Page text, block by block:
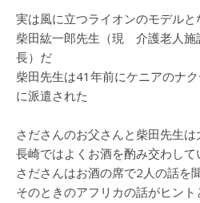
実は風に立つライオンのモデルと
柴田紘一郎先生（現 介護老人
長）だ
柴田先生は41年前にケニアのナ
に派遣された
さださんのお父さんと柴田先生は
長崎ではよくお酒を酌み交わして
さださんはお酒の席で2人の話を
そのときのアフリカの話がヒント